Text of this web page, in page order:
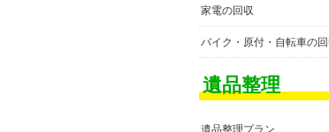
家電の回収
バイク・原付・自転車の
遺品整理
遺品整理プラン